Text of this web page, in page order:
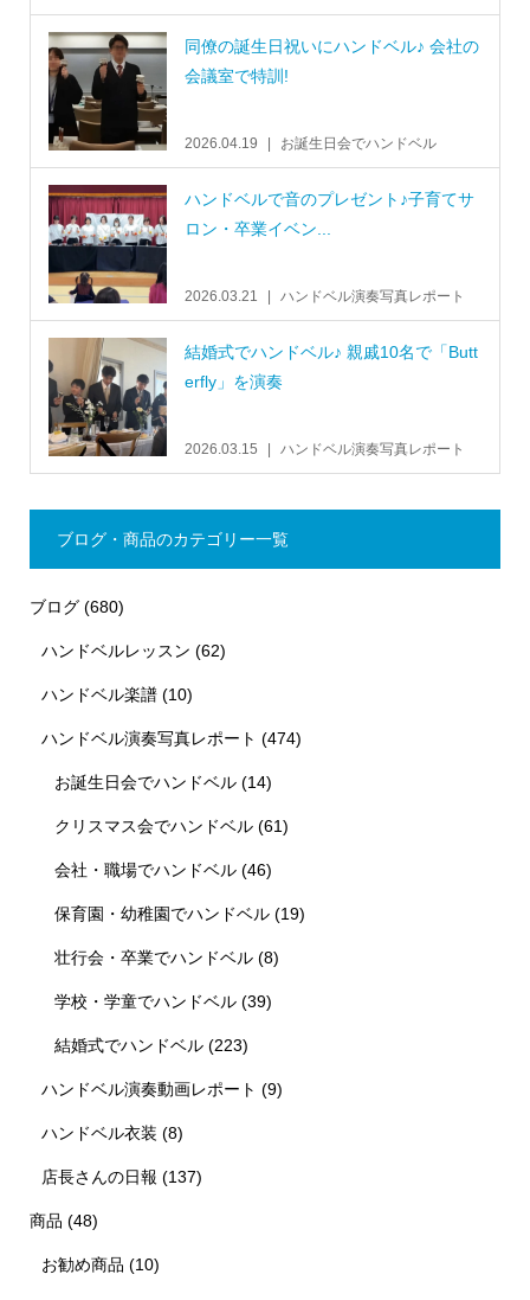
同僚の誕生日祝いにハンドベル♪ 会社の
会議室で特訓!
2026.04.19 お誕生日会でハンドベル
ハンドベルで音のプレゼント♪子育てサ
ロン・卒業イベン...
2026.03.21 ハンドベル演奏写真レポート
結婚式でハンドベル♪ 親戚10名で「Butt
erfly」を演奏
2026.03.15 ハンドベル演奏写真レポート
ブログ・商品のカテゴリー一覧
ブログ(680)
ハンドベルレッスン (62)
ハンドベル楽譜 (10)
ハンドベル演奏写真レポート (474)
お誕生日会でハンドベル(14)
クリスマス会でハンドベル(61)
会社・職場でハンドベル(46)
保育園・幼稚園でハンドベル(19)
壮行会・卒業でハンドベル(8)
学校・学童でハンドベル(39)
結婚式でハンドベル(223)
ハンドベル演奏動画レポート (9)
ハンドベル衣装 (8)
店長さんの日報 (137)
商品 (48)
お勧め商品 (10)